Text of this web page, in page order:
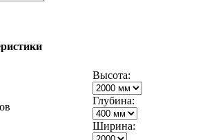
Высота:
Глубина:
Ширина: